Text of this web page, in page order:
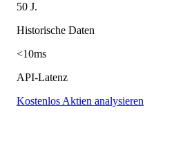
50 J.
Historische Daten
<10ms
API-Latenz
Kostenlos Aktien analysieren